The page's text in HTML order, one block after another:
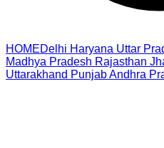
HOMEDelhi Haryana Uttar
Madhya Pradesh Rajasthan
Uttarakhand PunjabAndhra